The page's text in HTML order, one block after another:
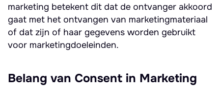
marketing betekent dit dat de ontvanger akkoord
gaat met het ontvangen van marketingmateriaal
of dat zijn of haar gegevens worden gebruikt
voor marketingdoeleinden.
Belang van Consent in Marketing